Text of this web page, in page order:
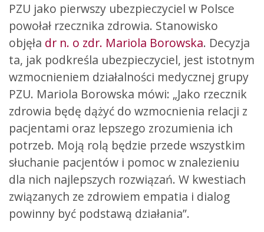
PZU jako pierwszy ubezpieczyciel w Polsce
powołał rzecznika zdrowia. Stanowisko
objęła dr n. o zdr. Mariola Borowska. Decyzja
ta, jak podkreśla ubezpieczyciel, jest istotnym
wzmocnieniem działalności medycznej grupy
PZU. Mariola Borowska mówi: „Jako rzecznik
zdrowia będę dążyć do wzmocnienia relacji z
pacjentami oraz lepszego zrozumienia ich
potrzeb. Moją rolą będzie przede wszystkim
słuchanie pacjentów i pomoc w znalezieniu
dla nich najlepszych rozwiązań. W kwestiach
związanych ze zdrowiem empatia i dialog
powinny być podstawą działania”.